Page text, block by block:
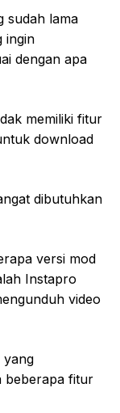
sudah lama
ingin
dengan apa
memiliki fitur
download
dibutuhkan
versi mod
Instapro
video
yang
beberapa fitur